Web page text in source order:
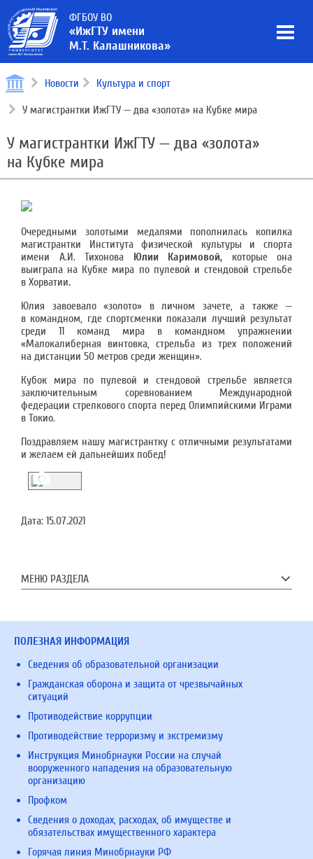
ФГБОУ ВО
«ИжГТУ имени
М.Т. Калашникова»
Новости Культура и спорт
У магистрантки ИжГТУ — два «золота» на Кубке мира
У магистрантки ИжГТУ — два «золота»
на Кубке мира
Очередными золотыми медалями пополнилась копилка
магистрантки Института физической культуры и спорта
имени А.И. Тихонова Юлии Каримовой, которые она
выиграла на Кубке мира по пулевой и стендовой стрельбе
в Хорватии.
Юлия завоевало «золото» в личном зачете, а также —
в командном, где спортсменки показали лучший результат
среди 11 команд мира в командном упражнении
«Малокалиберная винтовка, стрельба из трех положений
на дистанции 50 метров среди женщин».
Кубок мира по пулевой и стендовой стрельбе является
заключительным соревнованием Международной
федерации стрелкового спорта перед Олимпийскими Играми
в Токио.
Поздравляем нашу магистрантку с отличными результатами
и желаем ей дальнейших побед!
Дата: 15.07.2021
МЕНЮ РАЗДЕЛА
ПОЛЕЗНАЯ ИНФОРМАЦИЯ
Сведения об образовательной организации
Гражданская оборона и защита от чрезвычайных
ситуаций
Противодействие коррупции
Противодействие терроризму и экстремизму
Инструкция Минобрнауки России на случай
вооруженного нападения на образовательную
организацию
Профком
Сведения о доходах, расходах, об имуществе и
обязательствах имущественного характера
Горячая линия Минобрнауки РФ